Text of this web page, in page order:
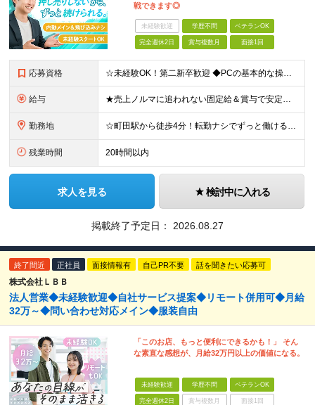
戦できます◎
未経験歓迎 学歴不問 ベテランOK
完全週休2日 賞与複数月 面接1回
応募資格 ☆未経験OK！第二新卒歓迎 ◆PCの基本的な操作ができる方（Word・Excelのスキルは不問です！） ◆学歴不問 ＼こんな方にピッタリです！／ ◎安定した環境で腰を据えて長く働きたい方 ◎プライベ
給与 ★売上ノルマに追われない固定給＆賞与で安定収入！ 月給26万円以上＋各種手当＋賞与年2回 ※ご年齢やご経験を十分考慮の上、決定いたします ※試用期間3ヶ月（期間中の給与、待遇、雇用形態等の差異はあり
勤務地 ☆町田駅から徒歩4分！転勤ナシでずっと働ける職場 《本社》 東京都町田市原町田6丁目17番11号 ※(変更の範囲)なし ＼仕事と暮らしの両立が叶う！大充実の町田エリア！／ ファッションビルや百貨
残業時間 20時間以内
求人を見る 検討中に入れる
掲載終了予定日： 2026.08.27
終了間近 正社員 面接情報有 自己PR不要 話を聞きたい応募可
株式会社ＬＢＢ
法人営業◆未経験歓迎◆自社サービス提案◆リモート併用可◆月給
32万～◆問い合わせ対応メイン◆服装自由
「このお店、もっと便利にできるかも！」 そん
な素直な感想が、月給32万円以上の価値になる。
未経験歓迎 学歴不問 ベテランOK
完全週休2日 賞与複数月 面接1回